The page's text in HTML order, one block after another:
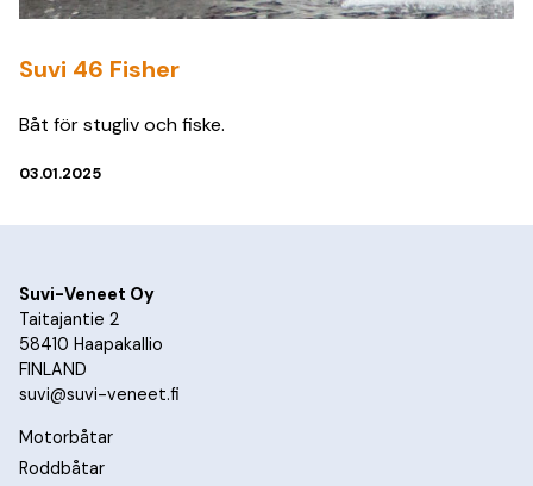
Suvi 46 Fisher
Båt för stugliv och fiske.
03.01.2025
Suvi-Veneet Oy
Taitajantie 2
58410 Haapakallio
FINLAND
suvi@suvi-veneet.fi
Motorbåtar
Roddbåtar